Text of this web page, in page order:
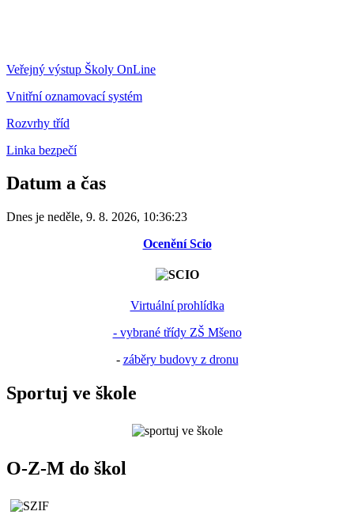
Veřejný výstup Školy OnLine
Vnitřní oznamovací systém
Rozvrhy tříd
Linka bezpečí
Datum a čas
Dnes je neděle, 9. 8. 2026, 10:36:23
Ocenění Scio
Virtuální prohlídka
- vybrané třídy ZŠ Mšeno
- záběry budovy z dronu
Sportuj ve škole
O-Z-M do škol